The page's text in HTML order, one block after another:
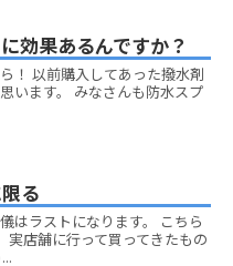
効果あるんですか？
！ 以前購入してあった撥水剤
います。 みなさんも防水スプ
る
はラストになります。 こちら
実店舗に行って買ってきたもの